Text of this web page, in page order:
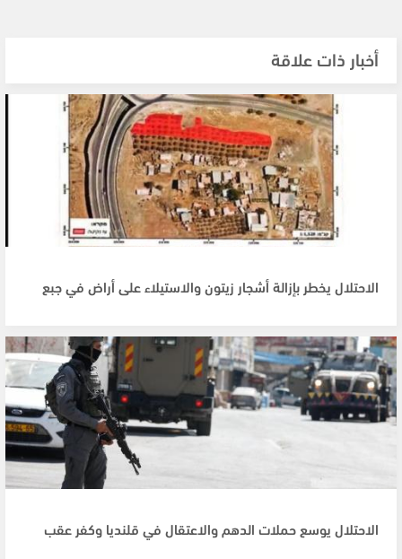
أخبار ذات علاقة
الاحتلال يخطر بإزالة أشجار زيتون والاستيلاء على أراض في جبع
الاحتلال يوسع حملات الدهم والاعتقال في قلنديا وكفر عقب